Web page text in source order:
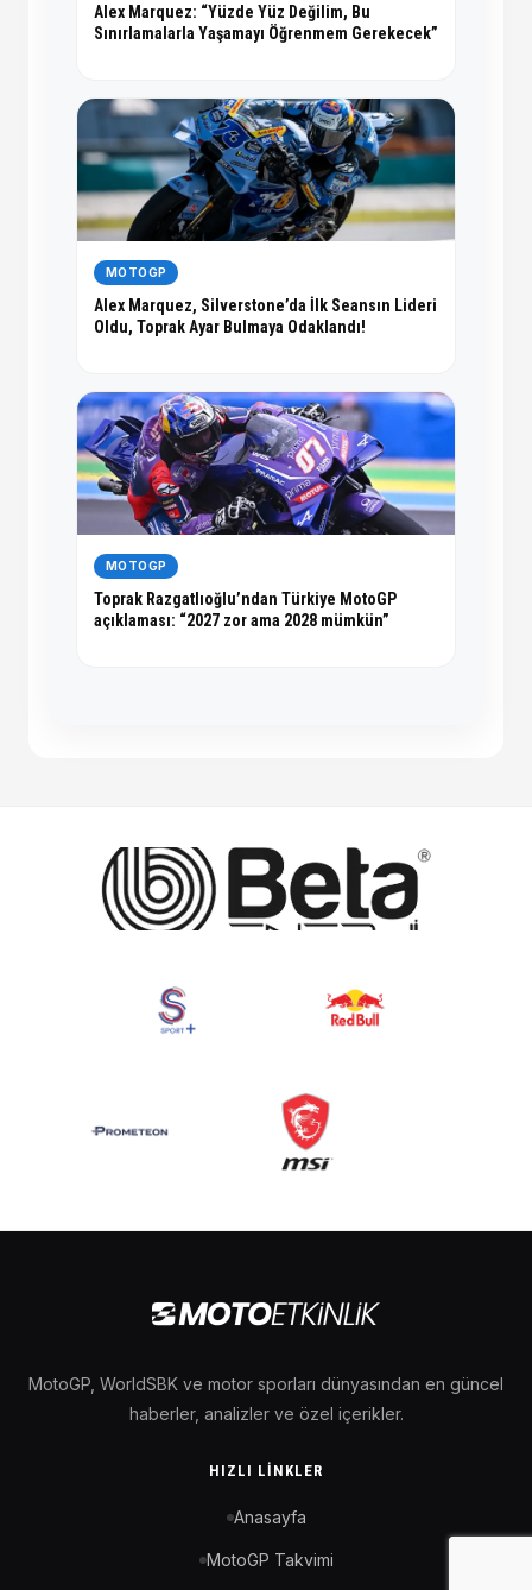
Alex Marquez: “Yüzde Yüz Değilim, Bu
Sınırlamalarla Yaşamayı Öğrenmem Gerekecek”
MOTOGP
Alex Marquez, Silverstone’da İlk Seansın Lideri
Oldu, Toprak Ayar Bulmaya Odaklandı!
MOTOGP
Toprak Razgatlıoğlu’ndan Türkiye MotoGP
açıklaması: “2027 zor ama 2028 mümkün”
MotoGP, WorldSBK ve motor sporları dünyasından en güncel
haberler, analizler ve özel içerikler.
HIZLI LINKLER
Anasayfa
MotoGP Takvimi